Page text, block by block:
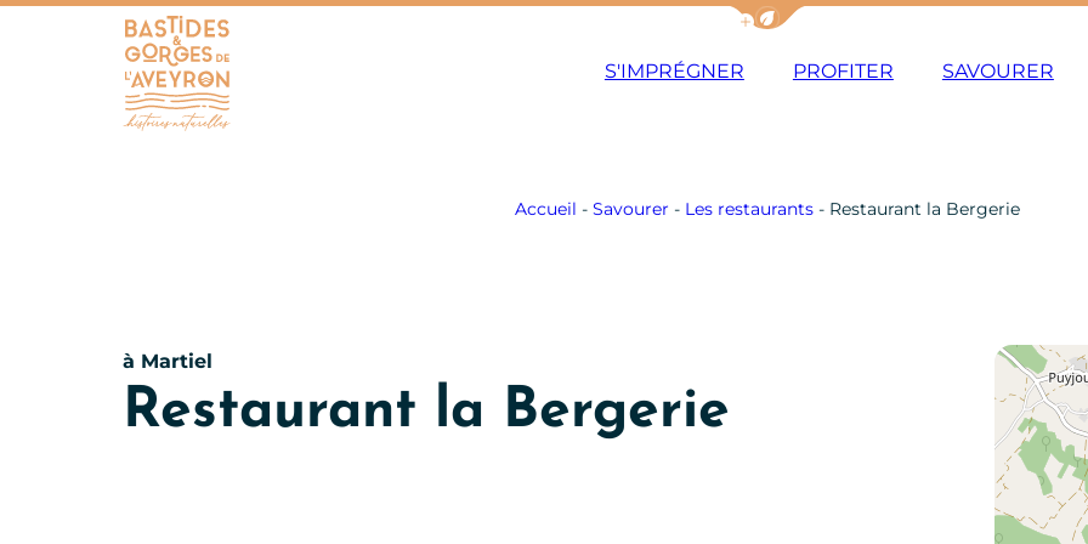
Afficher la barre de navigation du
S'IMPRÉGNER PROFITER SAVOURER
Accueil - Savourer - Les restaurants - Restaurant la Bergerie
à Martiel
Restaurant la Bergerie